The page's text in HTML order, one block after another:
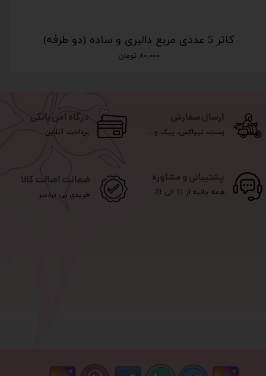
کاتر 5 عددی مربع دالبری و ساده (دو طرفه)
۸۰,۰۰۰ تومان
ارسال سفارش
پست، تیپاکس، پیک و...
درگاه امن بانکی
پرداخت آنلاین
پشتیبانی و مشاوره
همه جانبه از 11 الی 21
ضمانت اصالت کالا
خریدی بی دردسر